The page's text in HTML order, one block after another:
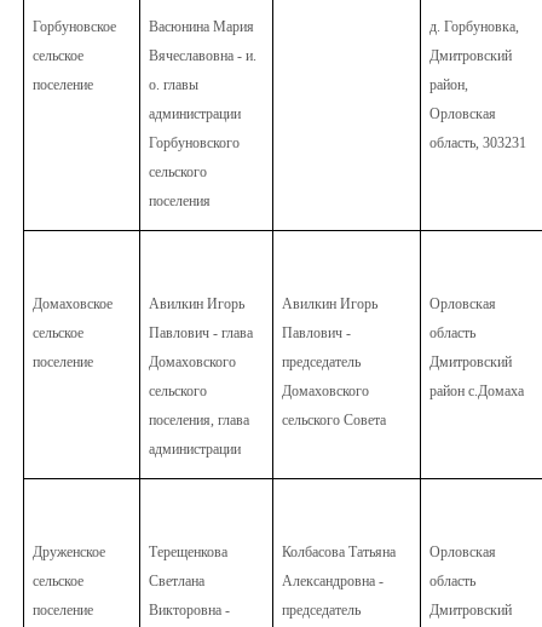
Горбуновское
сельское
поселение
Васюнина Мария
Вячеславовна - и.
о. главы
администрации
Горбуновского
сельского
поселения
д. Горбуновка,
Дмитровский
район,
Орловская
область, 303231
Домаховское
сельское
поселение
Авилкин Игорь
Павлович - глава
Домаховского
сельского
поселения, глава
администрации
Авилкин Игорь
Павлович -
председатель
Домаховского
сельского Совета
Орловская
область
Дмитровский
район с.Домаха
Друженское
сельское
поселение
Терещенкова
Светлана
Викторовна -
Колбасова Татьяна
Александровна -
председатель
Орловская
область
Дмитровский